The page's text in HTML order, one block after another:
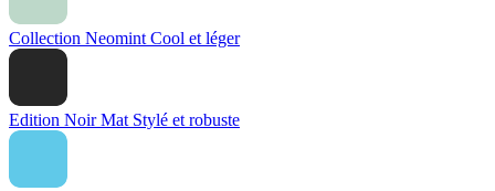
Collection Neomint Cool et léger
Edition Noir Mat Stylé et robuste